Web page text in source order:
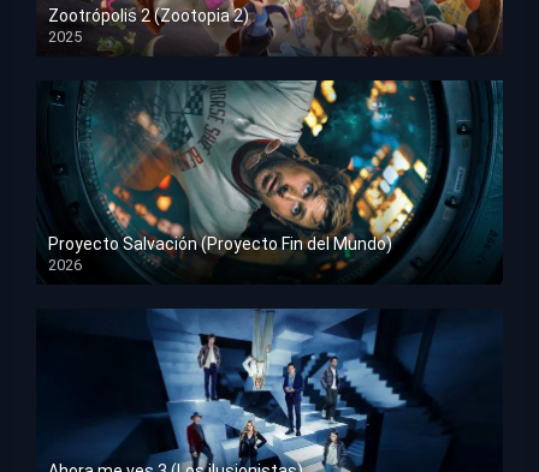
Zootrópolis 2 (Zootopia 2)
2025
HD 1080p
Proyecto Salvación (Proyecto Fin del Mundo)
2026
HD 1080p